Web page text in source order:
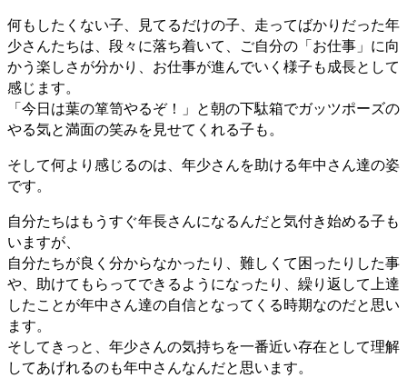
何もしたくない子、見てるだけの子、走ってばかりだった年
少さんたちは、段々に落ち着いて、ご自分の「お仕事」に向
かう楽しさが分かり、お仕事が進んでいく様子も成長として
感じます。
「今日は葉の箪笥やるぞ！」と朝の下駄箱でガッツポーズの
やる気と満面の笑みを見せてくれる子も。
そして何より感じるのは、年少さんを助ける年中さん達の姿
です。
自分たちはもうすぐ年長さんになるんだと気付き始める子も
いますが、
自分たちが良く分からなかったり、難しくて困ったりした事
や、助けてもらってできるようになったり、繰り返して上達
したことが年中さん達の自信となってくる時期なのだと思い
ます。
そしてきっと、年少さんの気持ちを一番近い存在として理解
してあげれるのも年中さんなんだと思います。